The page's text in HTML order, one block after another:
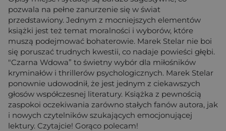
pozwala na pełne zanurzenie się w świat
przedstawiony. Jednym z mocniejszych elementów
książki jest też temat moralności i wyborów, które
muszą podejmować bohaterowie. Marek Stelar nie boi
się poruszać trudnych kwestii, co nadaje powieści głębi.
"Czarna Wdowa” to świetny wybór dla miłośników
kryminałów i thrillerów psychologicznych. Marek Stelar
ponownie udowodnił, że jest jednym z ciekawszych
głosów współczesnej literatury. Książka z pewnością
zaspokoi oczekiwania zarówno stałych fanów autora, jak
i nowych czytelników szukających emocjonującej
lektury. Czytajcie! Gorąco polecam!